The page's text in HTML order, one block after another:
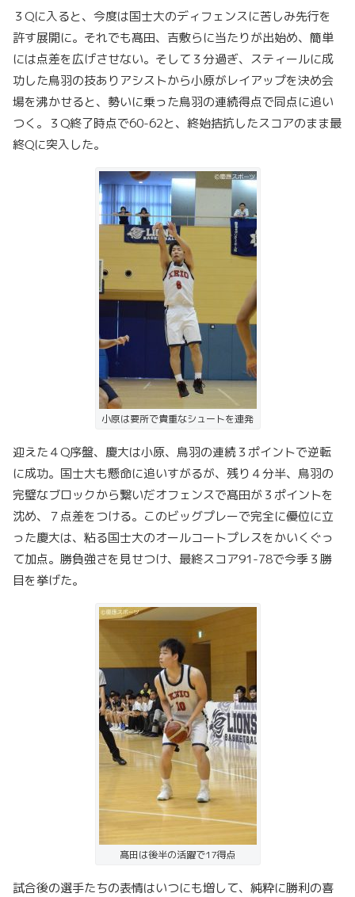
３Qに入ると、今度は国士大のディフェンスに苦しみ先行を
許す展開に。それでも髙田、吉敷らに当たりが出始め、簡単
には点差を広げさせない。そして３分過ぎ、スティールに成
功した鳥羽の技ありアシストから小原がレイアップを決め会
場を沸かせると、勢いに乗った鳥羽の連続得点で同点に追い
つく。３Q終了時点で60-62と、終始拮抗したスコアのまま最
終Qに突入した。
小原は要所で貴重なシュートを連発
迎えた４Q序盤、慶大は小原、鳥羽の連続３ポイントで逆転
に成功。国士大も懸命に追いすがるが、残り４分半、鳥羽の
完璧なブロックから繋いだオフェンスで髙田が３ポイントを
沈め、７点差をつける。このビッグプレーで完全に優位に立
った慶大は、粘る国士大のオールコートプレスをかいくぐっ
て加点。勝負強さを見せつけ、最終スコア91-78で今季３勝
目を挙げた。
髙田は後半の活躍で17得点
試合後の選手たちの表情はいつにも増して、純粋に勝利の喜